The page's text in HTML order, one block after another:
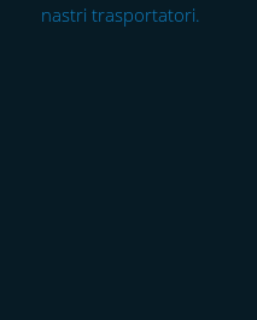
nastri trasportatori.